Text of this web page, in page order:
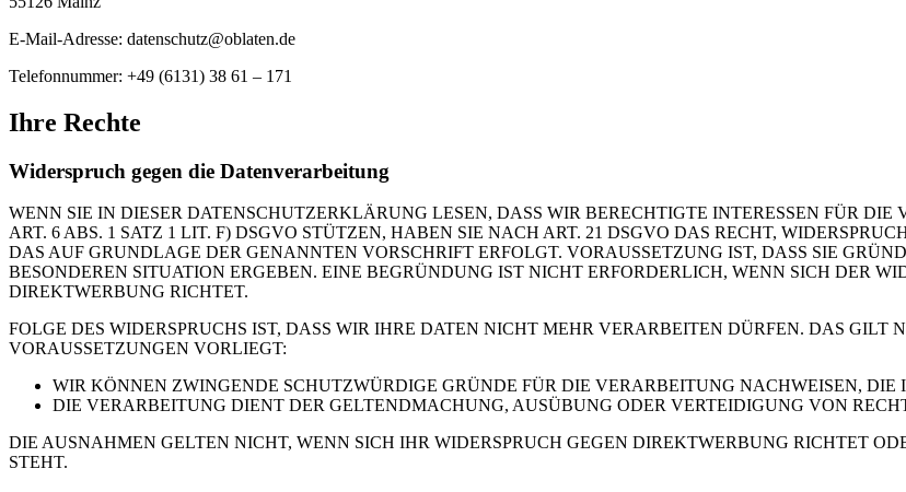
E-Mail-Adresse: datenschutz@oblaten.de
Telefonnummer: +49 (6131) 38 61 – 171
Ihre Rechte
Widerspruch gegen die Datenverarbeitung
WENN SIE IN DIESER DATENSCHUTZERKLÄRUNG LESEN, DASS WIR BERECHTIGTE INTERESSEN FÜR
ART. 6 ABS. 1 SATZ 1 LIT. F) DSGVO STÜTZEN, HABEN SIE NACH ART. 21 DSGVO DAS RECHT,
DAS AUF GRUNDLAGE DER GENANNTEN VORSCHRIFT ERFOLGT. VORAUSSETZUNG IST, DASS SIE
BESONDEREN SITUATION ERGEBEN. EINE BEGRÜNDUNG IST NICHT ERFORDERLICH, WENN SICH DER
DIREKTWERBUNG RICHTET.
FOLGE DES WIDERSPRUCHS IST, DASS WIR IHRE DATEN NICHT MEHR VERARBEITEN DÜRFEN. DAS GILT
VORAUSSETZUNGEN VORLIEGT:
WIR KÖNNEN ZWINGENDE SCHUTZWÜRDIGE GRÜNDE FÜR DIE VERARBEITUNG NACHWEISEN, DIE
DIE VERARBEITUNG DIENT DER GELTENDMACHUNG, AUSÜBUNG ODER VERTEIDIGUNG VON
DIE AUSNAHMEN GELTEN NICHT, WENN SICH IHR WIDERSPRUCH GEGEN DIREKTWERBUNG RICHTET
STEHT.